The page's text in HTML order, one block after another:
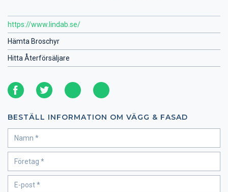
https://www.lindab.se/
Hämta Broschyr
Hitta Återförsäljare
BESTÄLL INFORMATION OM VÄGG & FASAD